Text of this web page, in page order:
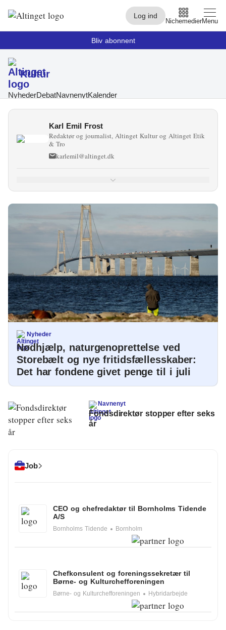
Log ind
Nichemedier
Arbejdsmarked
Arktis
Børn
Christiansborg
Energi og Forsyning
Etik og Tro
EU
Fonde
Forskning
Forsvar og Beredskab
Hovedstaden
Maritim
Sundhed
Menu
Bliv abonnent
Kultur
NyhederDebatNavnenytKalender
Karl Emil Frost
Redaktør og journalist, Altinget Kultur og Altinget Etik
& Tro
karlemil@altinget.dk
Nyheder
Nødhjælp, naturgenoprettelse ved
Storebælt og nye fritidsfællesskaber:
Det har fondene givet penge til i juli
Navnenyt
Fondsdirektør stopper efter seks
år
Job
CEO og chefredaktør til Bornholms Tidende
A/S
Bornholms Tidende Bornholm
Chefkonsulent og foreningssekretær til
Børne- og Kulturchefforeningen
Børne- og Kulturchefforeningen Hybridarbejde